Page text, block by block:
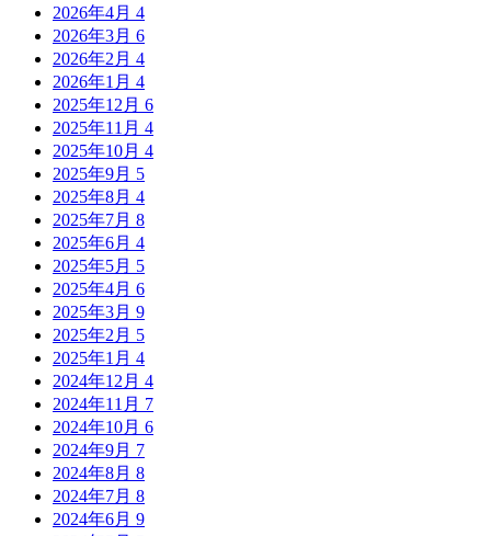
2026年4月 4
2026年3月 6
2026年2月 4
2026年1月 4
2025年12月 6
2025年11月 4
2025年10月 4
2025年9月 5
2025年8月 4
2025年7月 8
2025年6月 4
2025年5月 5
2025年4月 6
2025年3月 9
2025年2月 5
2025年1月 4
2024年12月 4
2024年11月 7
2024年10月 6
2024年9月 7
2024年8月 8
2024年7月 8
2024年6月 9